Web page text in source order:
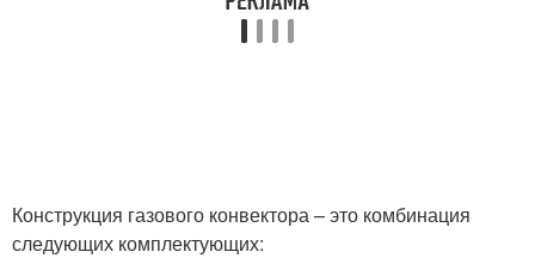
Конструкция газового конвектора – это комбинация
следующих комплектующих: